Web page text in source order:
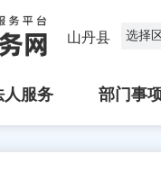
山丹县 选择
人服务 部门事